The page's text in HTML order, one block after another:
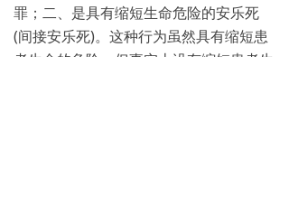
罪；二、是具有缩短生命危险的安乐死
(间接安乐死)。这种行为虽然具有缩短患
者生命的危险，但事实上没有缩短患者生